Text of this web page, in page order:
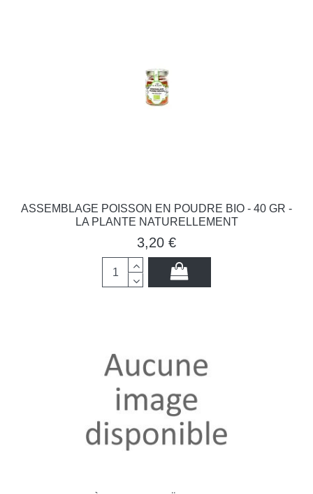
ASSEMBLAGE POISSON EN POUDRE BIO - 40 GR -
LA PLANTE NATURELLEMENT
3,20 €